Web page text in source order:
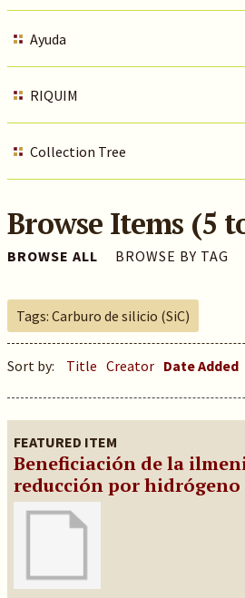
Ayuda
RIQUIM
Collection Tree
Browse Items (5
BROWSE ALL BROWSE BY TAG
Tags: Carburo de silicio (SiC)
Sort by: Title Creator Date Added
FEATURED ITEM
Beneficiación de la
reducción por hidrógeno